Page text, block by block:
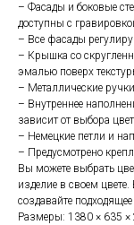
– Фасады и боковые
доступны с
– Все фасады
– Крышка со
эмалью поверх
– Металлические
– Внутреннее
зависит от выбора
– Немецкие петли и
– Предусмотрено
Вы можете выбрать
изделие в своем
создавайте
Размеры: 1380 × 635